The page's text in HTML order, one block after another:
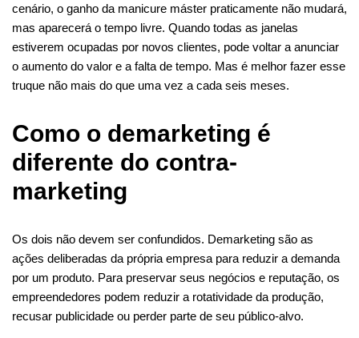
cenário, o ganho da manicure máster praticamente não mudará,
mas aparecerá o tempo livre. Quando todas as janelas
estiverem ocupadas por novos clientes, pode voltar a anunciar
o aumento do valor e a falta de tempo. Mas é melhor fazer esse
truque não mais do que uma vez a cada seis meses.
Como o demarketing é
diferente do contra-
marketing
Os dois não devem ser confundidos. Demarketing são as
ações deliberadas da própria empresa para reduzir a demanda
por um produto. Para preservar seus negócios e reputação, os
empreendedores podem reduzir a rotatividade da produção,
recusar publicidade ou perder parte de seu público-alvo.